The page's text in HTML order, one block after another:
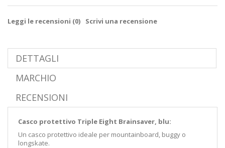
Leggi le recensioni (0) Scrivi una recensione
DETTAGLI
MARCHIO
RECENSIONI
Casco protettivo Triple Eight Brainsaver, blu:
Un casco protettivo ideale per mountainboard, buggy o
longskate.